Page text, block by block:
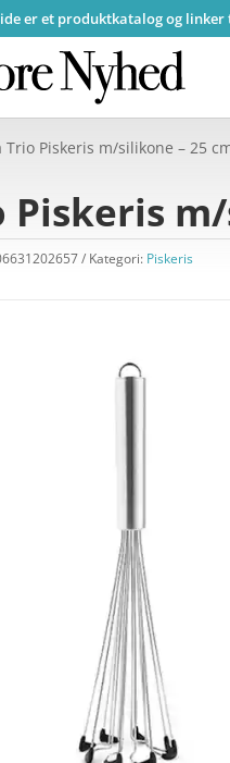
er et produktkatalog og
Trio Piskeris m/silikone – 25
Piskeris
Kategori: Piskeris